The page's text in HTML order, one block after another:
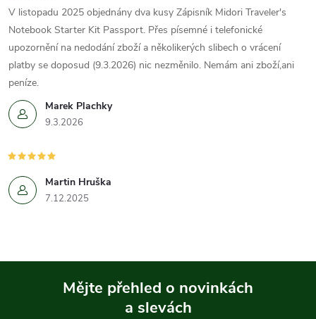
Marek Plachky
9.3.2026
V listopadu 2025 objednány dva kusy Zápisník Midori Traveler's
Notebook Starter Kit Passport. Přes písemné i telefonické
upozornění na nedodání zboží a několikerých slibech o vrácení
platby se doposud (9.3.2026) nic nezměnilo. Nemám ani zboží,ani
peníze.
Martin Hruška
7.12.2025
Mějte přehled o novinkách
a slevách